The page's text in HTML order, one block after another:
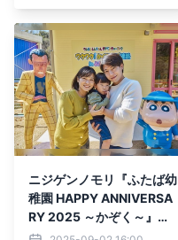
ニジゲンノモリ『ふたば幼
稚園 HAPPY ANNIVERSA
RY 2025 ～かぞく～』
「なりきりしんちゃん！変